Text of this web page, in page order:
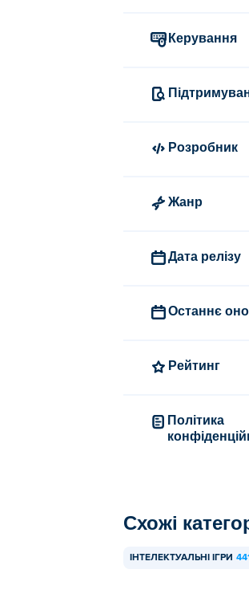
Керування
Розробник
Жанр
Дата релізу
Останнє
Рейтинг
Політика
Схожі
ІНТЕЛЕКТУАЛЬНІ ІГРИ 441